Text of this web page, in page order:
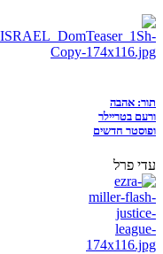
תור: אהבה
ורעם בטריילר
ופוסטר חדשים
עדי פרל